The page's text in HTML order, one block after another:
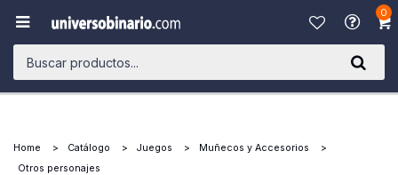
0

Home Catálogo Juegos
Muñecos y Accesorios
Otros personajes